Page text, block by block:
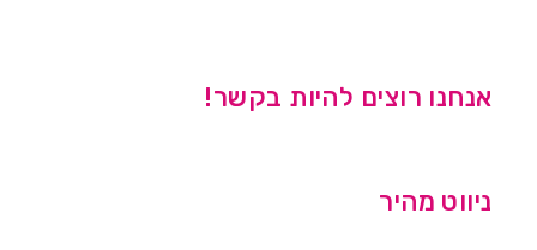
אנחנו רוצים להיות בקשר!
ניווט מהיר